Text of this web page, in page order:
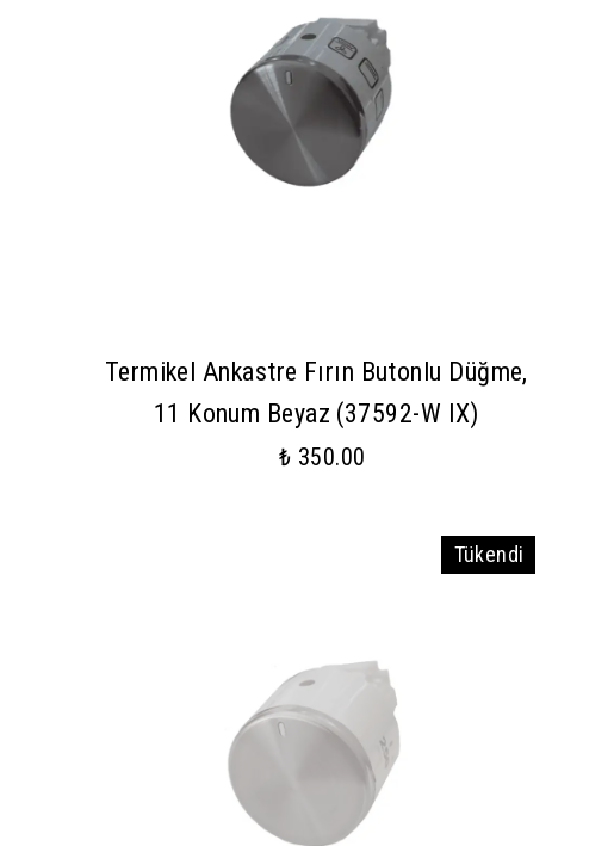
Termikel Ankastre Fırın Butonlu Düğme,
11 Konum Beyaz (37592-W IX)
₺ 350.00
Tükendi